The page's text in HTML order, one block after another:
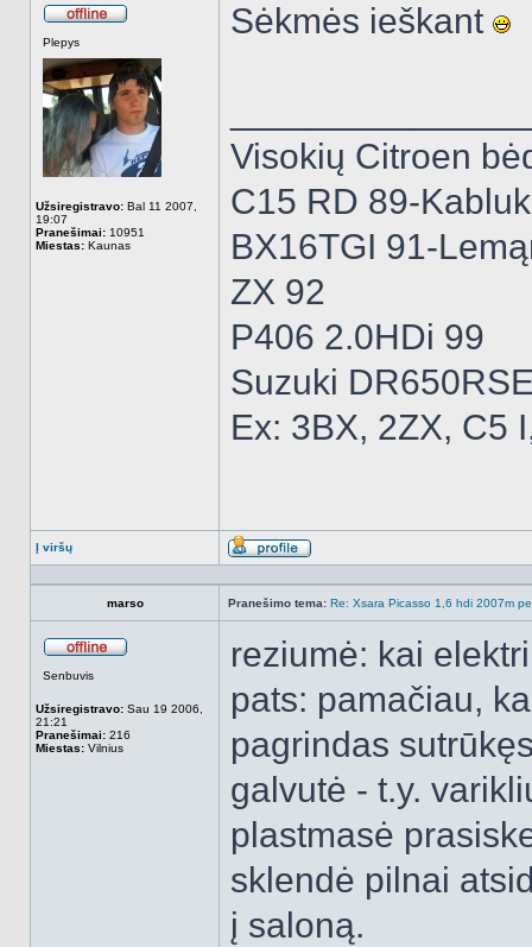
Plepys
Užsiregistravo: Bal 11 2007,
19:07
Pranešimai: 10951
Miestas: Kaunas
Sėkmės ieškant
Visokių Citroen
C15 RD 89-
BX16TGI 91-
ZX 92
P406 2.0HDi 99
Suzuki
Ex: 3BX, 2ZX, C5
Į viršų
Aprašymas
marso Pranešimo tema: Re: Xsara Picasso 1,6 hdi 2007m
Senbuvis
Užsiregistravo: Sau 19 2006,
21:21
Pranešimai: 216
Miestas: Vilnius
reziumė: kai
pats: pamačiau,
pagrindas
galvutė - t.y.
plastmasė
sklendė pilnai
į saloną.